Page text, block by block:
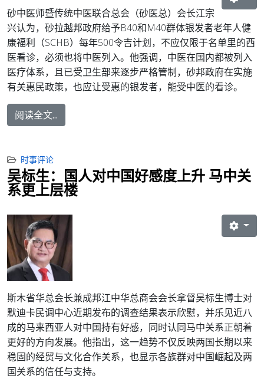
砂中医师暨传统中医联合总会（砂医总）会长江宗
兴认为，砂拉越邦政府给予B40和M40群体银发者老年人健
康福利（SCHB）每年500令吉计划，不应仅限于名单里的西
医看诊，必须也将中医列入。 他强调，中医在国内都被列入
医疗体系，且已受卫生部来逐步严格管制，砂邦政府在实施
有关惠民政策，也应让受惠的银发者，能受中医的看诊。
阅读全文...
时事评论
吴标生：国人对中国好感度上升 马中关
系更上层楼
斯木省华总会长兼成邦江中华总商会会长拿督吴标生博士对
默迪卡民调中心近期发布的调查结果表示欣慰，并乐见近八
成的马来西亚人对中国持有好感，同时认同马中关系正朝着
更好的方向发展。他指出，这一趋势不仅反映两国长期以来
稳固的经贸与文化合作关系，也显示各族群对中国崛起及两
国关系的信任与支持。